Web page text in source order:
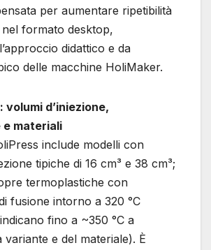
per aumentare ripetibilità
formato desktop,
didattico e da
delle macchine HoliMaker.
volumi d’iniezione,
materiali
include modelli con
tipiche di 16 cm³ e 38 cm³;
termoplastiche con
fusione intorno a 320 °C
fino a ~350 °C a
variante e del materiale). È